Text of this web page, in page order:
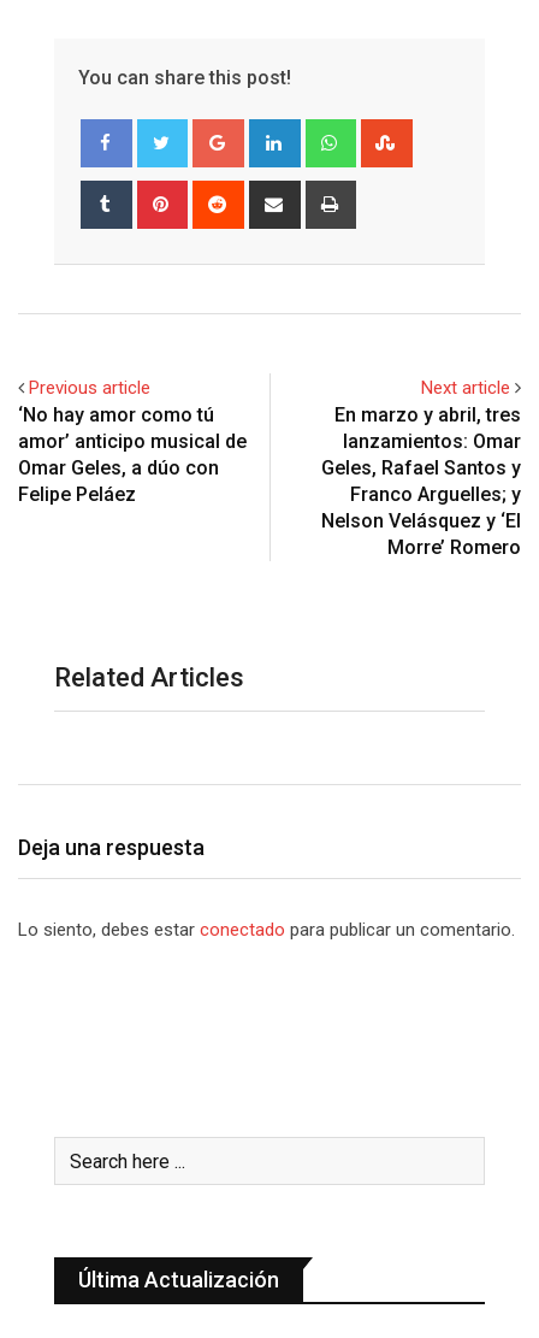
You can share this post!
Google+ LinkedIn Whatsapp
Tumblr Pinterest Reddit
Share
Previous article
‘No hay amor como tú
amor’ anticipo musical de
Omar Geles, a dúo con
Felipe Peláez
Next article
En marzo y abril, tres
lanzamientos: Omar
Geles, Rafael Santos y
Franco Arguelles; y
Nelson Velásquez y ‘El
Morre’ Romero
Related Articles
Deja una respuesta
Lo siento, debes estar conectado para publicar un comentario.
Última Actualización